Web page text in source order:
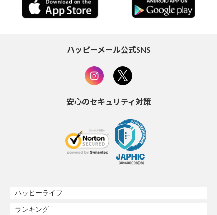
ハッピーメール公式SNS
安心のセキュリティ対策
ハッピーライフ
ランキング